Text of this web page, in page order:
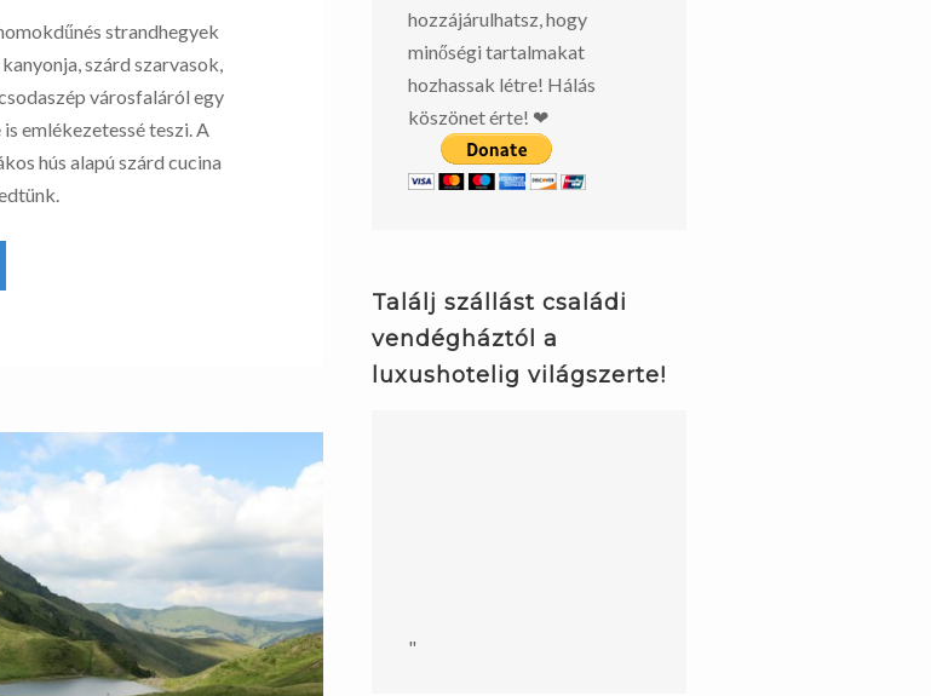
strandhegyek
szárd szarvasok,
városfaláról egy
emlékezetessé teszi. A
hús alapú szárd cucina
hozzájárulhatsz, hogy
minőségi tartalmakat
hozhassak létre! Hálás
köszönet érte! ❤
Találj szállást családi
vendégháztól a
luxushotelig világszerte!
"